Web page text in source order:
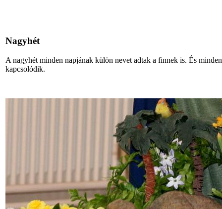
Nagyhét
A nagyhét minden napjának külön nevet adtak a finnek is. És
kapcsolódik.